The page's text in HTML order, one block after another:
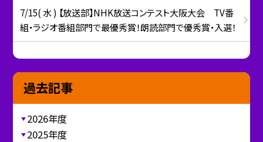
7/15( 水 ) 【放送部】NHK放送コンテスト大阪大会 TV番
組・ラジオ番組部門で最優秀賞！朗読部門で優秀賞・入選！
過去記事
2026年度
2025年度